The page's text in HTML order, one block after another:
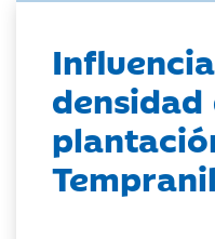
densidad